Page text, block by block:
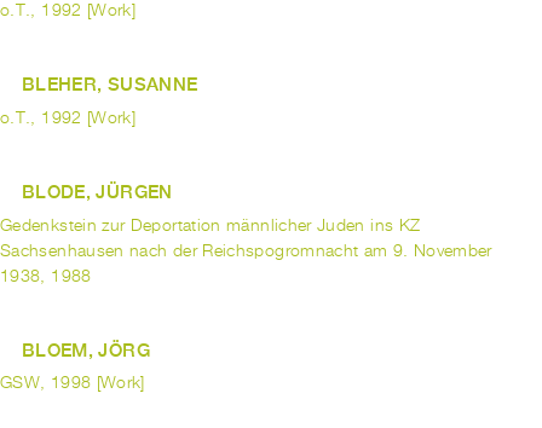
o.T., 1992 [Work]
BLEHER, SUSANNE
o.T., 1992 [Work]
BLODE, JÜRGEN
Gedenkstein zur Deportation männlicher Juden ins KZ
Sachsenhausen nach der Reichspogromnacht am 9. November
1938, 1988
BLOEM, JÖRG
GSW, 1998 [Work]